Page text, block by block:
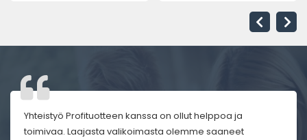
Yhteistyö Profituotteen kanssa on ollut helppoa ja
toimivaa. Laajasta valikoimasta olemme saaneet